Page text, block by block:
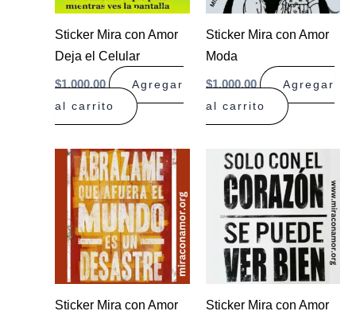
Sticker Mira con Amor
Deja el Celular
$1.000,00
Agregar
al carrito
Sticker Mira con Amor
Moda
$1.000,00
Agregar
al carrito
Sticker Mira con Amor Sticker Mira con Amor